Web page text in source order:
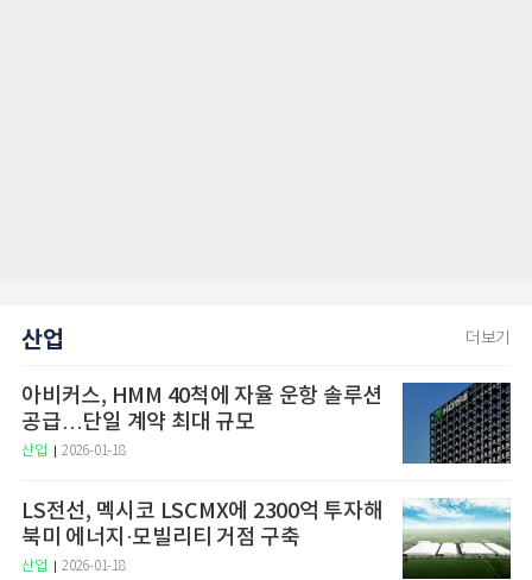
산업 더보기
아비커스, HMM 40척에 자율 운항 솔루션
공급…단일 계약 최대 규모
산업 2026-01-18
LS전선, 멕시코 LSCMX에 2300억 투자해
북미 에너지·모빌리티 거점 구축
산업 2026-01-18